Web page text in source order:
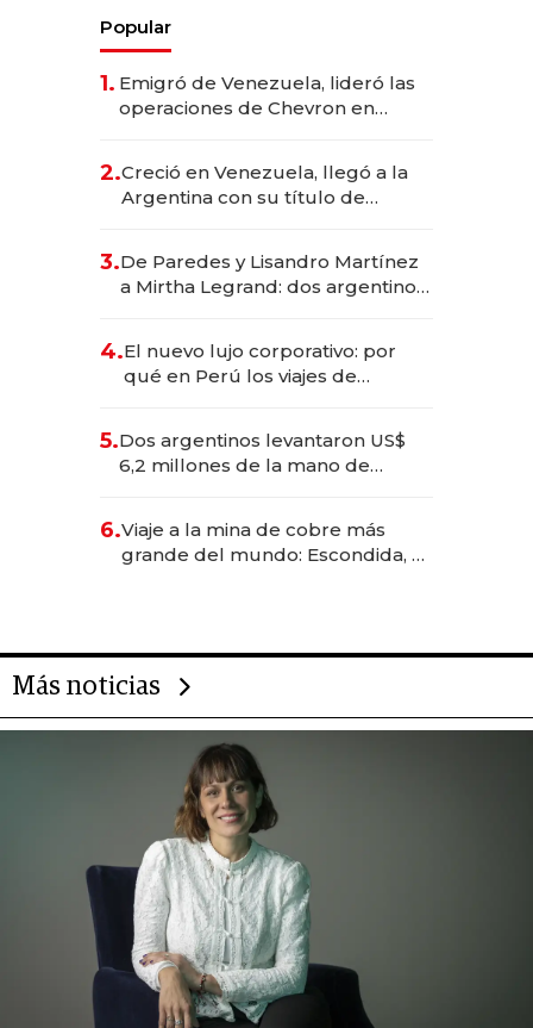
Popular
1. Emigró de Venezuela, lideró las
operaciones de Chevron en
2.Creció en Venezuela, llegó a la
Argentina con su título de
las marcas "fast premium"
3.De Paredes y Lisandro Martínez
a Mirtha Legrand: dos argentinos
4.El nuevo lujo corporativo: por
qué en Perú los viajes de
transformadoras
5.Dos argentinos levantaron US$
6,2 millones de la mano de
6.Viaje a la mina de cobre más
grande del mundo: Escondida, el
Más noticias